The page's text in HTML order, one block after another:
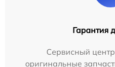
Гарантия
Сервисный
оригинальные